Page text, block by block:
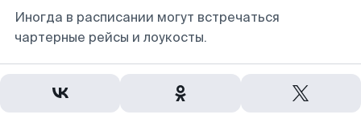
Иногда в расписании могут встречаться
чартерные рейсы и лоукосты.